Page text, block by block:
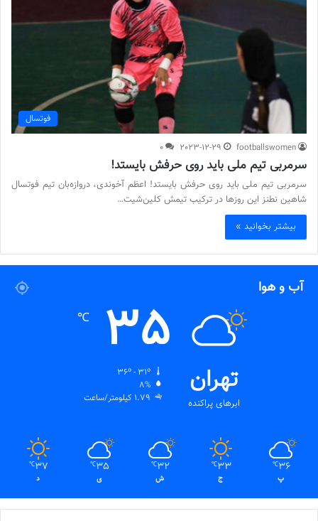
فوتسال
footballswomen
2023-12-29
0
سرمربی تیم ملی باید روی حرفش بایستد!
سرمربی تیم ملی باید روی حرفش بایستد! اعظم آخوندی، دروازه‌بان تیم فوتسال
شاهین نطنز این روزها در ترکیب تیمش کلین‌شیت…
بیشتر بخوانید »
آب و هوا
تهران
ابرهای پراکنده
35
℃
8%
1.79 کیلومتر/ساعت
36
℃
پ
33
℃
ج
32
℃
ش
35
℃
ی
37
℃
د